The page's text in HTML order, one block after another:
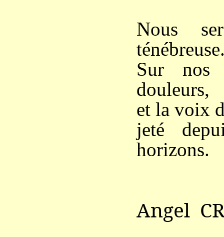
Nous
Sur nos
douleurs,
et la voix
jeté
horizons.
Angel